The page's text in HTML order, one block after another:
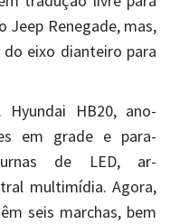
Renegade, mas,
eixo dianteiro para
HB20, ano-
em grade e para-
de LED, ar-
multimídia. Agora,
seis marchas, bem